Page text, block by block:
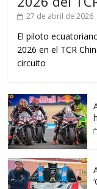
27 de abril de 2026
El piloto
2026 en el TCR
circuito